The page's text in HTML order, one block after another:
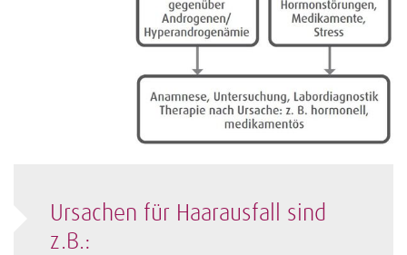
Ursachen für Haarausfall sind
z.B.: